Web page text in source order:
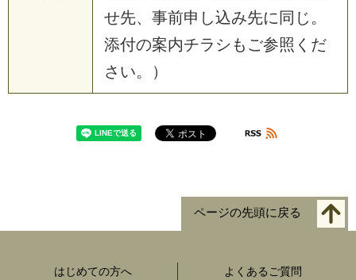
せ先、事前申し込み先に同じ。
添付の案内チラシもご参照くだ
さい。）
ページの先頭に戻る
はじめての方へ よくあるご質問